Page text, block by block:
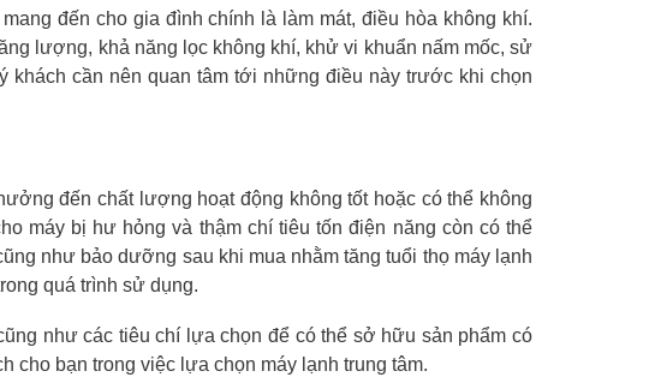
đến cho gia đình chính là làm mát, điều hòa không khí.
lượng, khả năng lọc không khí, khử vi khuẩn nấm mốc, sử
khách cần nên quan tâm tới những điều này trước khi chọn
đến chất lượng hoạt động không tốt hoặc có thể không
máy bị hư hỏng và thậm chí tiêu tốn điện năng còn có thể
như bảo dưỡng sau khi mua nhằm tăng tuổi thọ máy lạnh
quá trình sử dụng.
như các tiêu chí lựa chọn để có thể sở hữu sản phẩm có
cho bạn trong việc lựa chọn máy lạnh trung tâm.